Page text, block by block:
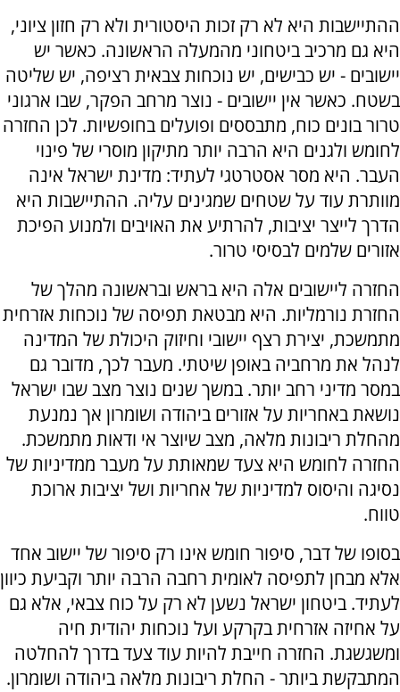
ההתיישבות היא לא רק זכות היסטורית ולא רק חזון ציוני,
היא גם מרכיב ביטחוני מהמעלה הראשונה. כאשר יש
יישובים - יש כבישים, יש נוכחות צבאית רציפה, יש שליטה
בשטח. כאשר אין יישובים - נוצר מרחב הפקר, שבו ארגוני
טרור בונים כוח, מתבססים ופועלים בחופשיות. לכן החזרה
לחומש ולגנים היא הרבה יותר מתיקון מוסרי של פינוי
העבר. היא מסר אסטרטגי לעתיד: מדינת ישראל אינה
מוותרת עוד על שטחים שמגינים עליה. ההתיישבות היא
הדרך לייצר יציבות, להרתיע את האויבים ולמנוע הפיכת
אזורים שלמים לבסיסי טרור.
החזרה ליישובים אלה היא בראש ובראשונה מהלך של
החזרת נורמליות. היא מבטאת תפיסה של נוכחות אזרחית
מתמשכת, יצירת רצף יישובי וחיזוק היכולת של המדינה
לנהל את מרחביה באופן שיטתי. מעבר לכך, מדובר גם
במסר מדיני רחב יותר. במשך שנים נוצר מצב שבו ישראל
נושאת באחריות על אזורים ביהודה ושומרון אך נמנעת
מהחלת ריבונות מלאה, מצב שיוצר אי ודאות מתמשכת.
החזרה לחומש היא צעד שמאותת על מעבר ממדיניות של
נסיגה והיסוס למדיניות של אחריות ושל יציבות ארוכת
טווח.
בסופו של דבר, סיפור חומש אינו רק סיפור של יישוב אחד
אלא מבחן לתפיסה לאומית רחבה הרבה יותר וקביעת כיוון
לעתיד. ביטחון ישראל נשען לא רק על כוח צבאי, אלא גם
על אחיזה אזרחית בקרקע ועל נוכחות יהודית חיה
ומשגשגת. החזרה חייבת להיות עוד צעד בדרך להחלטה
המתבקשת ביותר - החלת ריבונות מלאה ביהודה ושומרון.